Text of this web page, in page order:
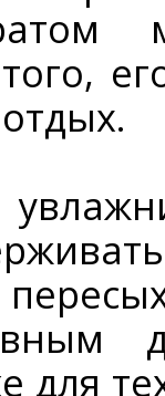
для